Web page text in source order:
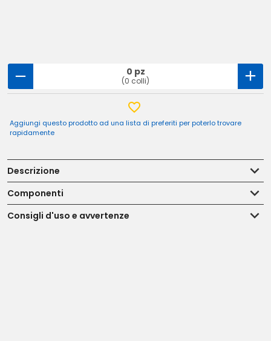
0 pz
(0 colli)
Aggiungi questo prodotto ad una lista di preferiti per poterlo trovare
rapidamente
Descrizione
Componenti
Consigli d'uso e avvertenze